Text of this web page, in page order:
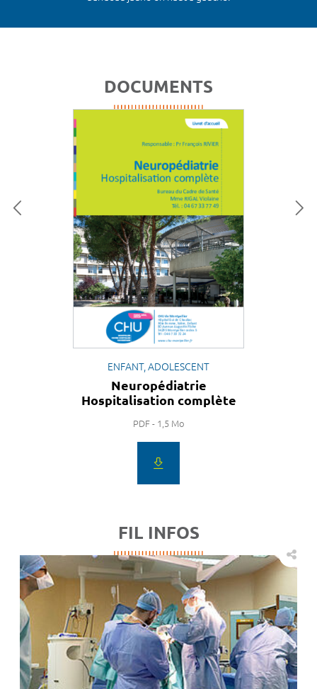
DOCUMENTS
ENFANT, ADOLESCENT
Neuropédiatrie
Hospitalisation complète
PDF - 1,5 Mo
FIL INFOS